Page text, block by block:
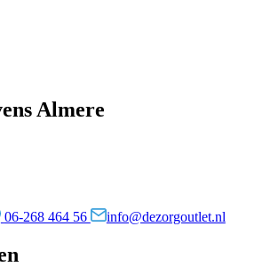
Almere
06-268 464 56 info@dezorgoutlet.nl